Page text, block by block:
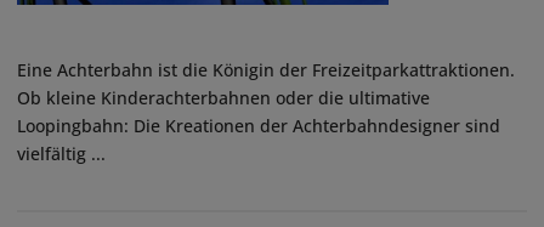
Eine Achterbahn ist die Königin der Freizeitparkattraktionen.
Ob kleine Kinderachterbahnen oder die ultimative
Loopingbahn: Die Kreationen der Achterbahndesigner sind
vielfältig ...